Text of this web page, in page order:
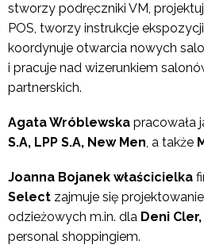
stworzy podręczniki VM,
POS, tworzy instrukcje
koordynuje otwarcia nowych
i pracuje nad wizerunkiem
partnerskich.
Agata Wróblewska pracowała
S.A, LPP S.A, New Men, a także
Joanna Bojanek właścicielka
Select zajmuje się
odzieżowych m.in. dla Deni
personal shoppingiem.